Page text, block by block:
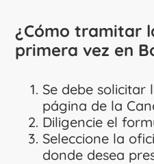
¿Cómo tramitar
primera vez en
Se debe solicitar
página de la
Diligencie el
Seleccione la
donde desea